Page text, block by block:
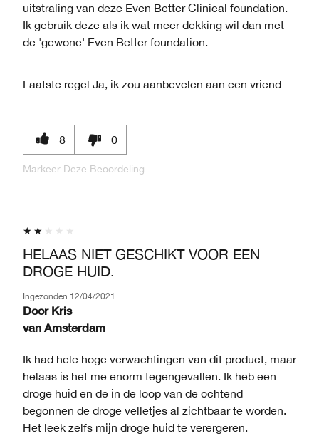
uitstraling van deze Even Better Clinical foundation.
Ik gebruik deze als ik wat meer dekking wil dan met
de 'gewone' Even Better foundation.
Laatste regel Ja, ik zou aanbevelen aan een vriend
8 0
Markeer Deze Beoordeling
HELAAS NIET GESCHIKT VOOR EEN
DROGE HUID.
Ingezonden 12/04/2021
Door Kris
van Amsterdam
Ik had hele hoge verwachtingen van dit product, maar
helaas is het me enorm tegengevallen. Ik heb een
droge huid en de in de loop van de ochtend
begonnen de droge velletjes al zichtbaar te worden.
Het leek zelfs mijn droge huid te verergeren.